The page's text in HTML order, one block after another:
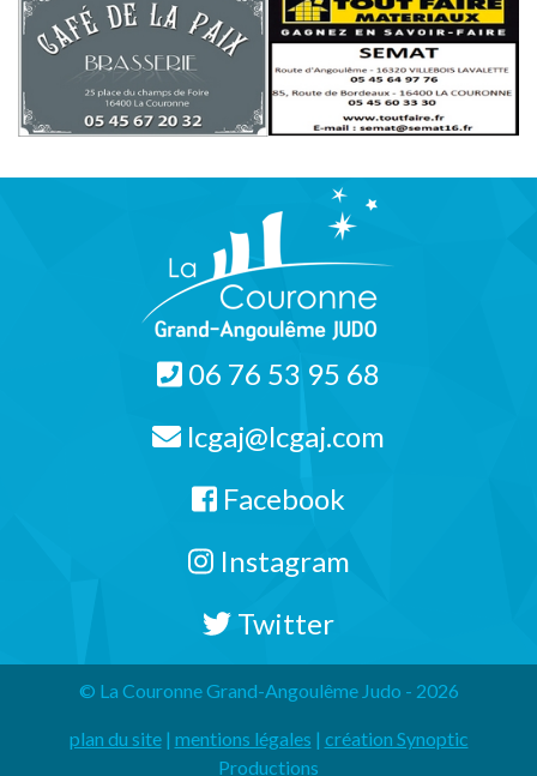
06 76 53 95 68
lcgaj@lcgaj.com
Facebook
Instagram
Twitter
© La Couronne Grand-Angoulême Judo - 2026
plan du site| mentions légales | création Synoptic
Productions